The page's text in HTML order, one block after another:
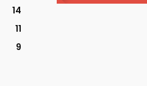
14
11
9